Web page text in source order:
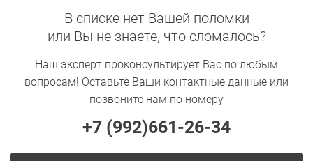
В списке нет Вашей поломки
или Вы не знаете, что сломалось?
Наш эксперт проконсультирует Вас по любым
вопросам! Оставьте Ваши контактные данные или
позвоните нам по номеру
+7 (992)661-26-34